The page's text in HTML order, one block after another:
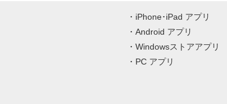
iPhone･iPad アプリ
Android アプリ
Windowsストアアプリ
PC アプリ